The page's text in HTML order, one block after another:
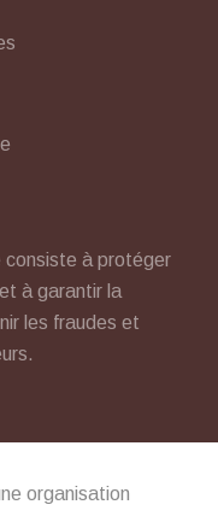
consiste à protéger
à garantir la
les fraudes et
organisation